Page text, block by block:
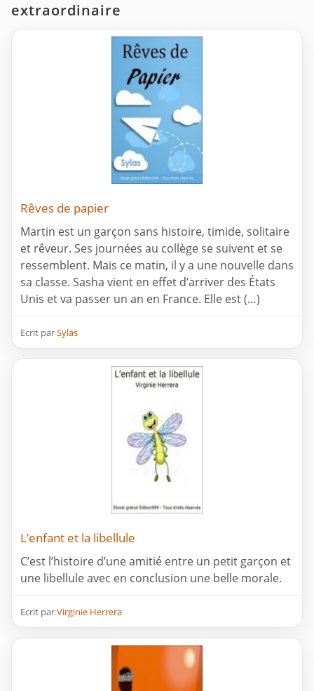
extraordinaire
Rêves de papier
Martin est un garçon sans histoire, timide, solitaire
et rêveur. Ses journées au collège se suivent et se
ressemblent. Mais ce matin, il y a une nouvelle dans
sa classe. Sasha vient en effet d’arriver des États
Unis et va passer un an en France. Elle est (…)
Ecrit parSylas
L’enfant et la libellule
C’est l’histoire d’une amitié entre un petit garçon et
une libellule avec en conclusion une belle morale.
Ecrit parVirginie Herrera